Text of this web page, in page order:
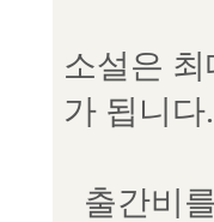
소설은
가 됩니
출간비